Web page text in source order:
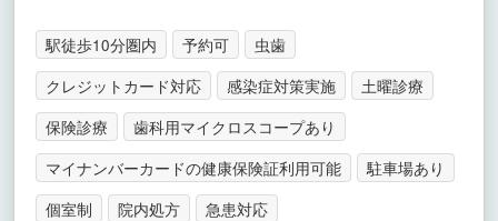
駅徒歩10分圏内 予約可
虫歯
クレジットカード対応
感染症対策実施
土曜診療
保険診療
歯科用マイクロスコープあり
マイナンバーカードの健康保険証利用可能
駐車場あり
個室制
院内処方
急患対応